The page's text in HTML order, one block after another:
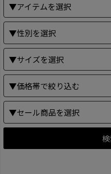
▼アイテムを選択
▼性別を選択
▼サイズを選択
▼価格帯で絞り込む
▼セール商品を選択